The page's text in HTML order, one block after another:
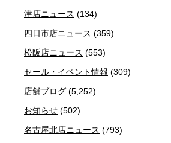
津店ニュース (134)
四日市店ニュース (359)
松阪店ニュース (553)
セール・イベント情報 (309)
店舗ブログ (5,252)
お知らせ (502)
名古屋北店ニュース (793)